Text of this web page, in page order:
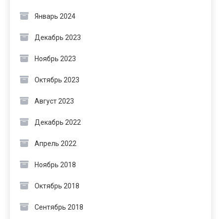
Январь 2024
Декабрь 2023
Ноябрь 2023
Октябрь 2023
Август 2023
Декабрь 2022
Апрель 2022
Ноябрь 2018
Октябрь 2018
Сентябрь 2018